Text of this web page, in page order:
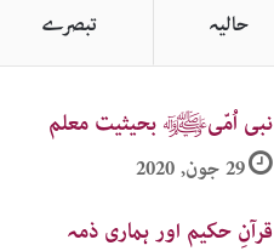
حالیہ تبصرے
نبی اُمّیﷺ بحیثیت معلم
29 جون, 2020
قرآنِ حکیم اور ہماری ذمہ